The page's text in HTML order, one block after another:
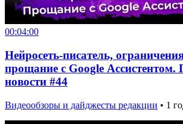
00:04:00
Нейросеть-писатель,
прощание с Google Ассистентом.
новости #44
Видеообзоры и дайджесты редакции • 1